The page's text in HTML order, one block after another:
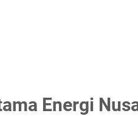
Energi